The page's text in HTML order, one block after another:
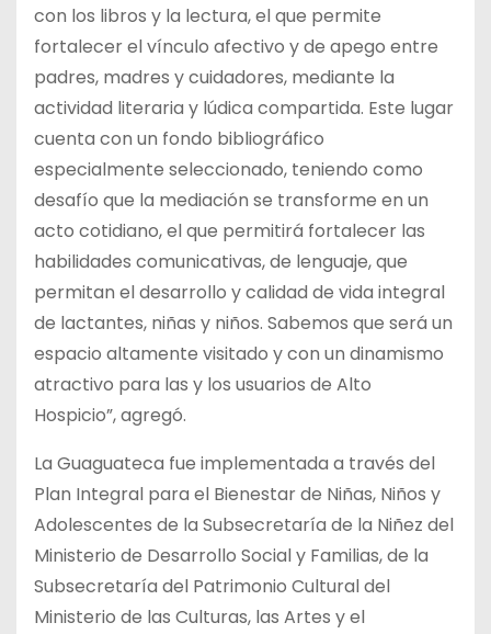
con los libros y la lectura, el que permite
fortalecer el vínculo afectivo y de apego entre
padres, madres y cuidadores, mediante la
actividad literaria y lúdica compartida. Este lugar
cuenta con un fondo bibliográfico
especialmente seleccionado, teniendo como
desafío que la mediación se transforme en un
acto cotidiano, el que permitirá fortalecer las
habilidades comunicativas, de lenguaje, que
permitan el desarrollo y calidad de vida integral
de lactantes, niñas y niños. Sabemos que será un
espacio altamente visitado y con un dinamismo
atractivo para las y los usuarios de Alto
Hospicio”, agregó.
La Guaguateca fue implementada a través del
Plan Integral para el Bienestar de Niñas, Niños y
Adolescentes de la Subsecretaría de la Niñez del
Ministerio de Desarrollo Social y Familias, de la
Subsecretaría del Patrimonio Cultural del
Ministerio de las Culturas, las Artes y el